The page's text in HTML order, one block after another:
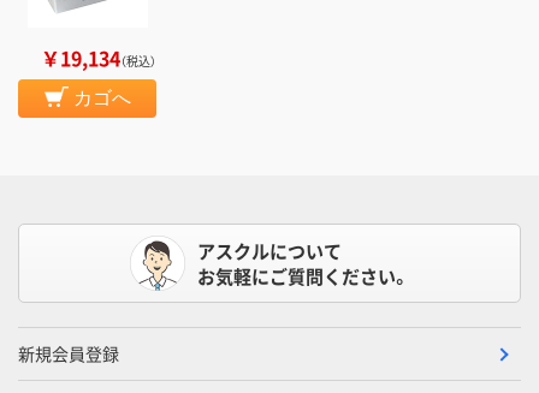
￥19,134（税込）
カゴへ
アスクルについて
お気軽にご質問ください。
新規会員登録